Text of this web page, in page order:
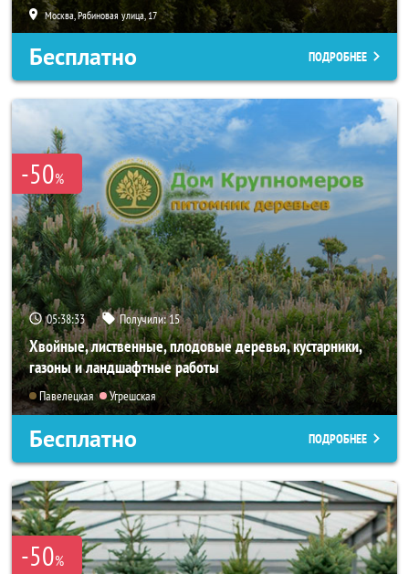
Москва, Рябиновая улица, 17
Бесплатно ПОДРОБНЕЕ
-50%
05:38:31 Получили:15
Хвойные, лиственные, плодовые деревья, кустарники,
газоны и ландшафтные работы
Павелецкая Угрешская
Бесплатно ПОДРОБНЕЕ
-50%